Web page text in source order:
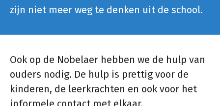
zijn niet meer weg te denken uit de school.
Ook op de Nobelaer hebben we de hulp van
ouders nodig. De hulp is prettig voor de
kinderen, de leerkrachten en ook voor het
informele contact met elkaar.